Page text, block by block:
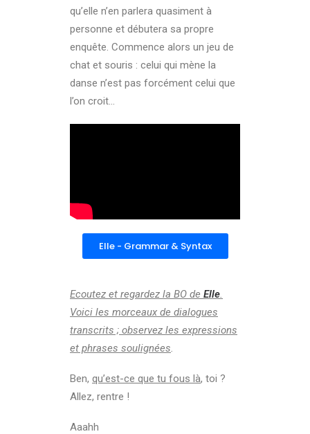
qu’elle n’en parlera quasiment à
personne et débutera sa propre
enquête. Commence alors un jeu de
chat et souris : celui qui mène la
danse n’est pas forcément celui que
l’on croit…
Elle - Grammar & Syntax
Ecoutez et regardez la BO de Elle.
Voici les morceaux de dialogues
transcrits ; observez les expressions
et phrases soulignées.
Ben, qu’est-ce que tu fous là, toi ?
Allez, rentre !
Aaahh